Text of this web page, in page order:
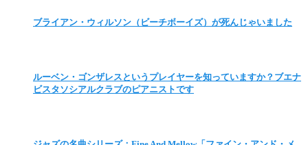
ブライアン・ウィルソン（ビーチボーイズ）が死んじゃいました
ルーベン・ゴンザレスというプレイヤーを知っていますか？ブエナ
ビスタソシアルクラブのピアニストです